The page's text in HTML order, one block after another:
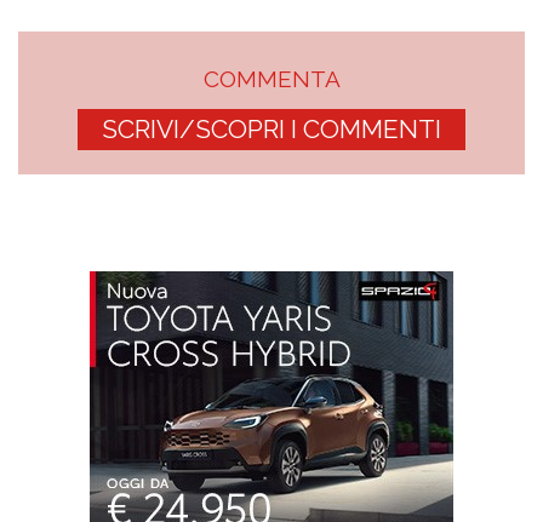
COMMENTA
SCRIVI/SCOPRI I COMMENTI